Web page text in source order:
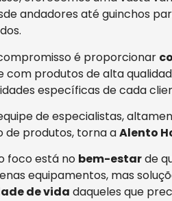
andadores até guinchos
é proporcionar
com produtos de alta
específicas de cada
de especialistas,
de produtos, torna aAlento
foco está no bem-estarde
equipamentos, mas
de vida daqueles que